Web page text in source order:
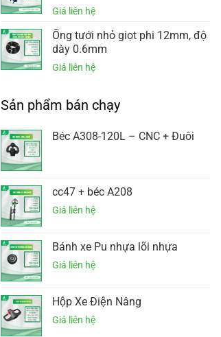
Ống tưới nhỏ giọt phi 12mm, độ
dày 0.6mm
Sản phẩm bán chạy
Béc A308-120L – CNC + Đuôi
cc47 + béc A208
Bánh xe Pu nhựa lõi nhựa
Hộp Xe Điện Nâng